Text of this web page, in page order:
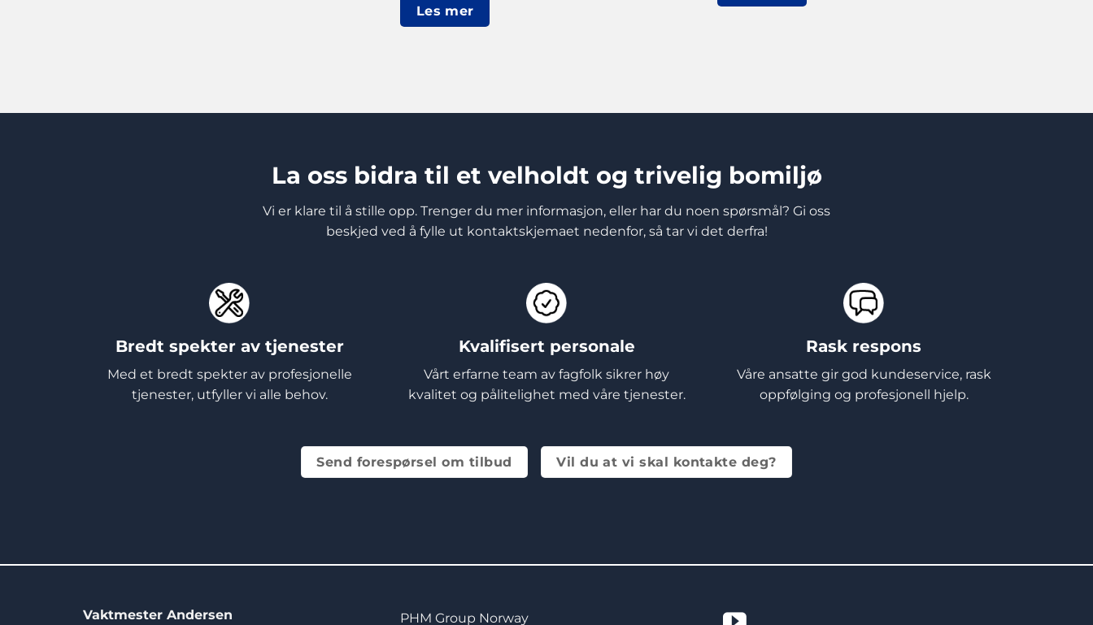
Les mer
La oss bidra til et velholdt og trivelig bomiljø
Vi er klare til å stille opp. Trenger du mer informasjon, eller har du noen spørsmål? Gi oss
beskjed ved å fylle ut kontaktskjemaet nedenfor, så tar vi det derfra!
Bredt spekter av tjenester
Med et bredt spekter av profesjonelle
tjenester, utfyller vi alle behov.
Kvalifisert personale
Vårt erfarne team av fagfolk sikrer høy
kvalitet og pålitelighet med våre tjenester.
Rask respons
Våre ansatte gir god kundeservice, rask
oppfølging og profesjonell hjelp.
Send forespørsel om tilbud Vil du at vi skal kontakte deg?
Vaktmester Andersen PHM Group Norway